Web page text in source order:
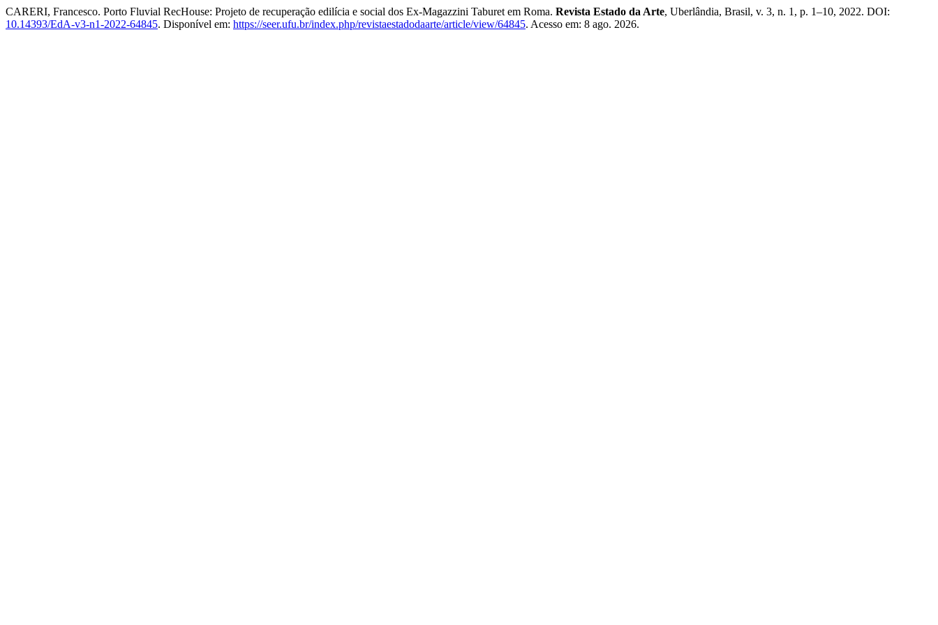
CARERI, Francesco. Porto Fluvial RecHouse: Projeto de recuperação edilícia e social dos Ex-Magazzini Taburet em Roma. Revista Estado da Arte, Uberlândia, Brasil, v. 3, n. 1, p. 1–10, 2022. DOI:
10.14393/EdA-v3-n1-2022-64845. Disponível em: https://seer.ufu.br/index.php/revistaestadodaarte/article/view/64845. Acesso em: 8 ago. 2026.